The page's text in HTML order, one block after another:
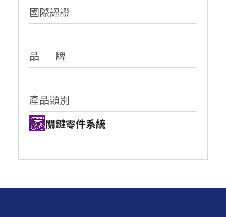
國際認證
品 牌
產品類別
關鍵零件系統